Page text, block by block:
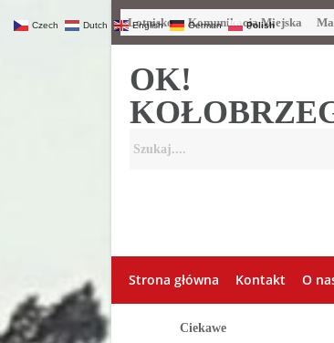
Lotnisko Komunikacja Miejska
OK!
Strona główna Kontakt O
Ciekawe
Czech Dutch English German Polish